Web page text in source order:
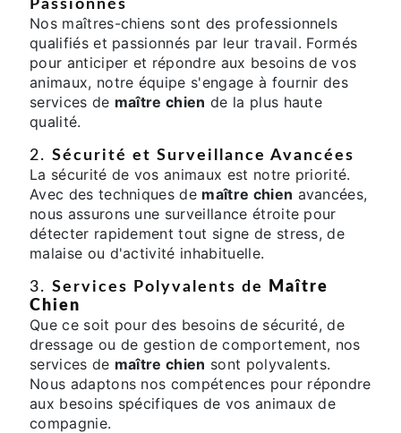
Passionnés
Nos maîtres-chiens sont des professionnels
qualifiés et passionnés par leur travail. Formés
pour anticiper et répondre aux besoins de vos
animaux, notre équipe s'engage à fournir des
services de maître chien de la plus haute
qualité.
2. Sécurité et Surveillance Avancées
La sécurité de vos animaux est notre priorité.
Avec des techniques de maître chien avancées,
nous assurons une surveillance étroite pour
détecter rapidement tout signe de stress, de
malaise ou d'activité inhabituelle.
3. Services Polyvalents de
Maître
Chien
Que ce soit pour des besoins de sécurité, de
dressage ou de gestion de comportement, nos
services de maître chien sont polyvalents.
Nous adaptons nos compétences pour répondre
aux besoins spécifiques de vos animaux de
compagnie.